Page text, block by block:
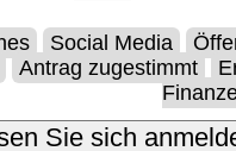
Social Media
Antrag zugestimmt